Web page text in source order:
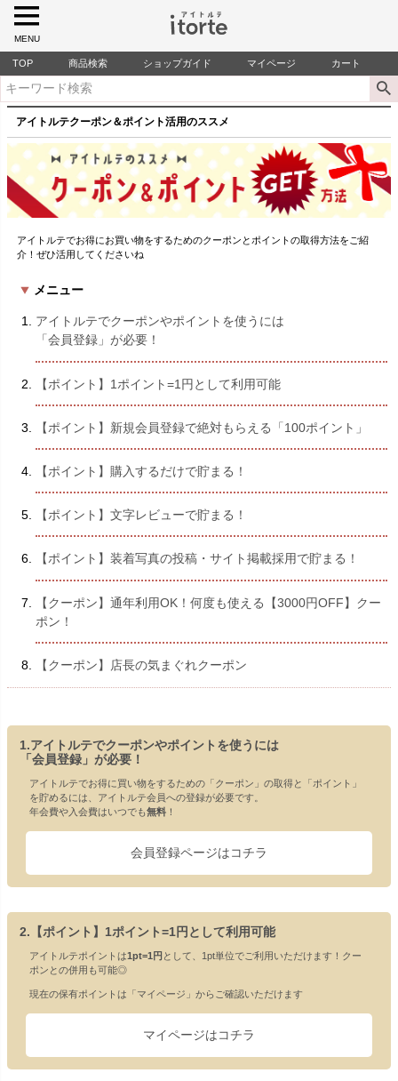
MENU
TOP 商品検索 ショップガイド マイページ カート
アイトルテクーポン＆ポイント活用のススメ
アイトルテでお得にお買い物をするためのクーポンとポイントの取得方法をご紹
介！ぜひ活用してくださいね
メニュー
アイトルテでクーポンやポイントを使うには
「会員登録」が必要！
【ポイント】1ポイント=1円として利用可能
【ポイント】新規会員登録で絶対もらえる「100ポイント」
【ポイント】購入するだけで貯まる！
【ポイント】文字レビューで貯まる！
【ポイント】装着写真の投稿・サイト掲載採用で貯まる！
【クーポン】通年利用OK！何度も使える【3000円OFF】クー
ポン！
【クーポン】店長の気まぐれクーポン
1.アイトルテでクーポンやポイントを使うには
「会員登録」が必要！
アイトルテでお得に買い物をするための「クーポン」の取得と「ポイント」
を貯めるには、アイトルテ会員への登録が必要です。
年会費や入会費はいつでも無料 ！
会員登録ページはコチラ
2.【ポイント】1ポイント=1円として利用可能
アイトルテポイントは1pt=1円 として、1pt単位でご利用いただけます！クー
ポンとの併用も可能◎
現在の保有ポイントは「マイページ」からご確認いただけます
マイページはコチラ